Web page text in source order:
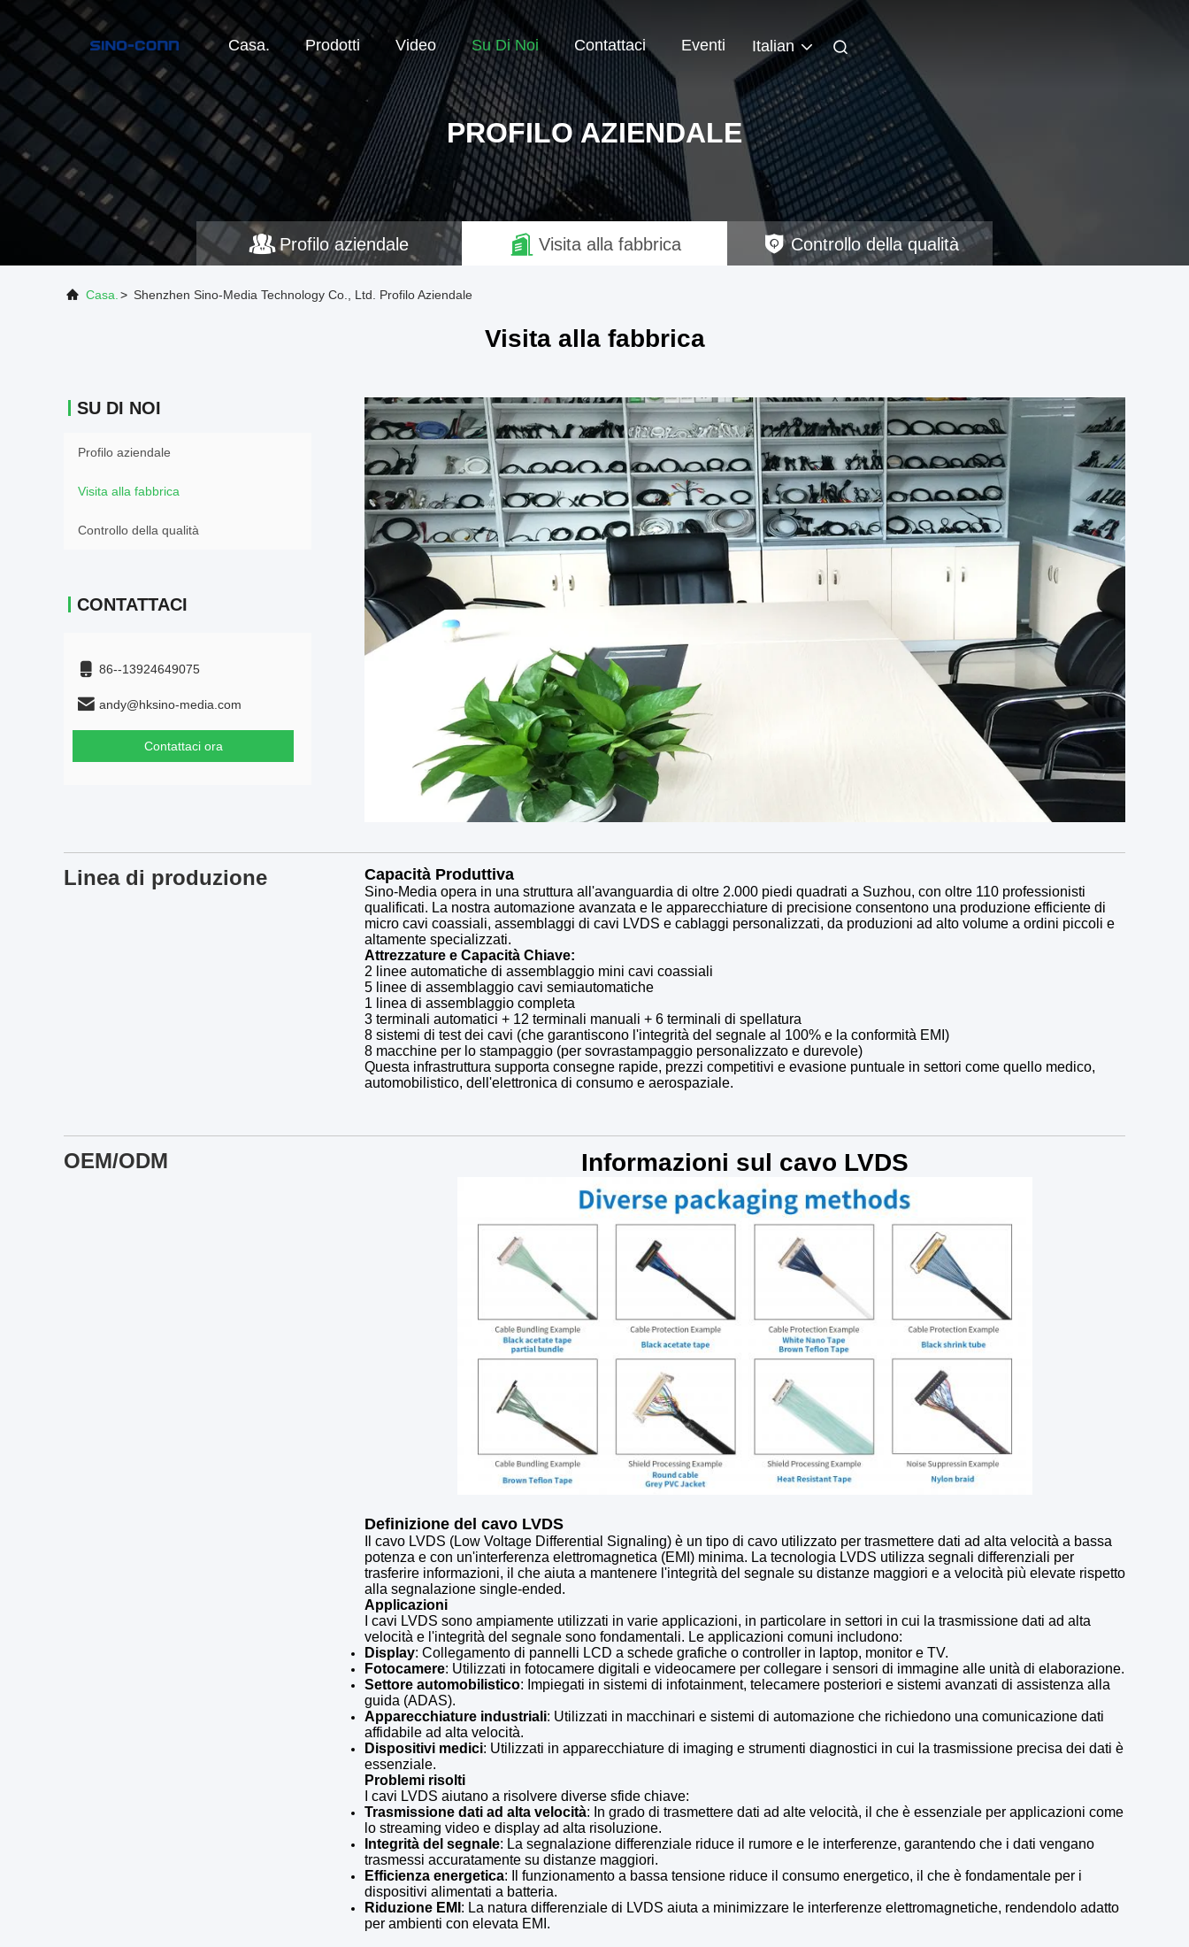
Casa. Prodotti Video Su Di Noi Contattaci Eventi Italian
PROFILO AZIENDALE
Profilo aziendale Visita alla fabbrica Controllo della qualità
Casa. > Shenzhen Sino-Media Technology Co., Ltd. Profilo Aziendale
Visita alla fabbrica
SU DI NOI
Profilo aziendale
Visita alla fabbrica
Controllo della qualità
CONTATTACI
86--13924649075
andy@hksino-media.com
Contattaci ora
Linea di produzione Capacità Produttiva
Sino-Media opera in una struttura all'avanguardia di oltre 2.000 piedi quadrati a Suzhou, con oltre 110 professionisti
qualificati. La nostra automazione avanzata e le apparecchiature di precisione consentono una produzione efficiente di
micro cavi coassiali, assemblaggi di cavi LVDS e cablaggi personalizzati, da produzioni ad alto volume a ordini piccoli e
altamente specializzati.
Attrezzature e Capacità Chiave:
2 linee automatiche di assemblaggio mini cavi coassiali
5 linee di assemblaggio cavi semiautomatiche
1 linea di assemblaggio completa
3 terminali automatici + 12 terminali manuali + 6 terminali di spellatura
8 sistemi di test dei cavi (che garantiscono l'integrità del segnale al 100% e la conformità EMI)
8 macchine per lo stampaggio (per sovrastampaggio personalizzato e durevole)
Questa infrastruttura supporta consegne rapide, prezzi competitivi e evasione puntuale in settori come quello medico,
automobilistico, dell'elettronica di consumo e aerospaziale.
OEM/ODM Informazioni sul cavo LVDS
Definizione del cavo LVDS
Il cavo LVDS (Low Voltage Differential Signaling) è un tipo di cavo utilizzato per trasmettere dati ad alta velocità a bassa
potenza e con un'interferenza elettromagnetica (EMI) minima. La tecnologia LVDS utilizza segnali differenziali per
trasferire informazioni, il che aiuta a mantenere l'integrità del segnale su distanze maggiori e a velocità più elevate rispetto
alla segnalazione single-ended.
Applicazioni
I cavi LVDS sono ampiamente utilizzati in varie applicazioni, in particolare in settori in cui la trasmissione dati ad alta
velocità e l'integrità del segnale sono fondamentali. Le applicazioni comuni includono:
Display: Collegamento di pannelli LCD a schede grafiche o controller in laptop, monitor e TV.
Fotocamere: Utilizzati in fotocamere digitali e videocamere per collegare i sensori di immagine alle unità di elaborazione.
Settore automobilistico: Impiegati in sistemi di infotainment, telecamere posteriori e sistemi avanzati di assistenza alla
guida (ADAS).
Apparecchiature industriali: Utilizzati in macchinari e sistemi di automazione che richiedono una comunicazione dati
affidabile ad alta velocità.
Dispositivi medici: Utilizzati in apparecchiature di imaging e strumenti diagnostici in cui la trasmissione precisa dei dati è
essenziale.
Problemi risolti
I cavi LVDS aiutano a risolvere diverse sfide chiave:
Trasmissione dati ad alta velocità: In grado di trasmettere dati ad alte velocità, il che è essenziale per applicazioni come
lo streaming video e display ad alta risoluzione.
Integrità del segnale: La segnalazione differenziale riduce il rumore e le interferenze, garantendo che i dati vengano
trasmessi accuratamente su distanze maggiori.
Efficienza energetica: Il funzionamento a bassa tensione riduce il consumo energetico, il che è fondamentale per i
dispositivi alimentati a batteria.
Riduzione EMI : La natura differenziale di LVDS aiuta a minimizzare le interferenze elettromagnetiche, rendendolo adatto
per ambienti con elevata EMI.